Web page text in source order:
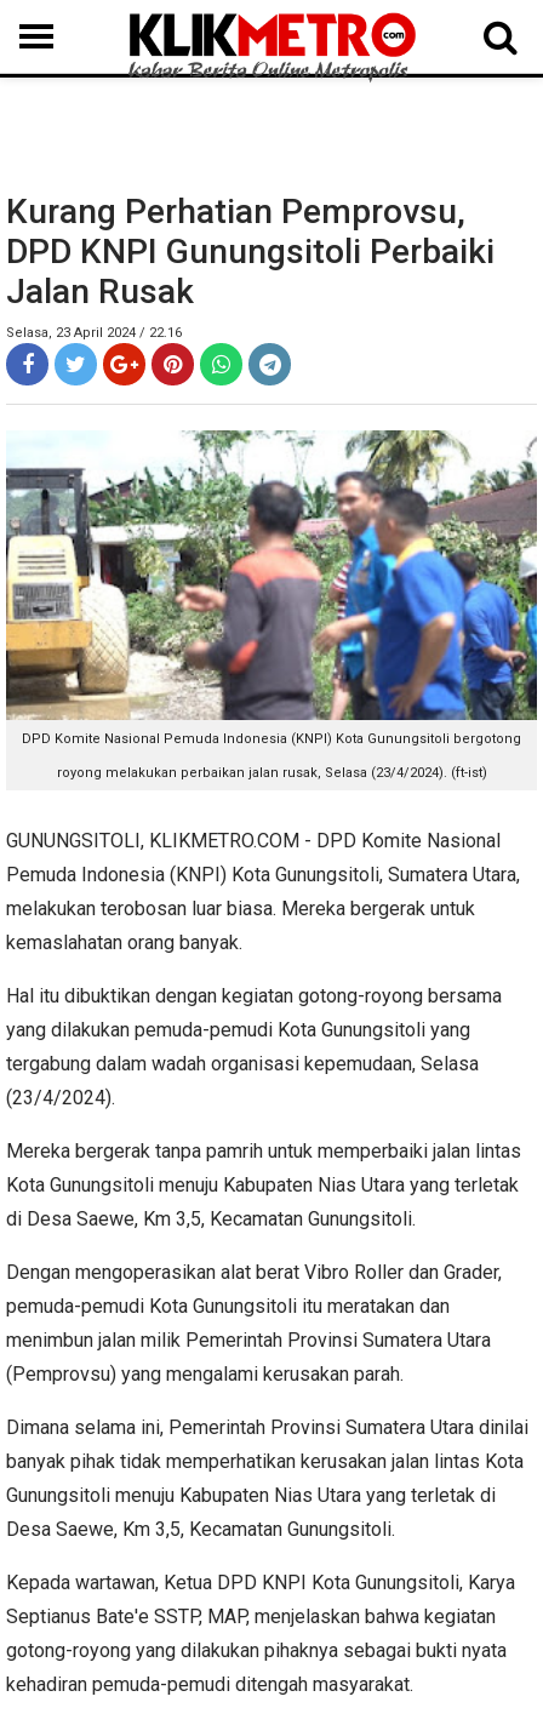
MEDAN LANGKAT DAIRI SAMOSIR TAPUT BATUBARA DELISERDANG
Kurang Perhatian Pemprovsu,
DPD KNPI Gunungsitoli Perbaiki
Jalan Rusak
Selasa, 23 April 2024 / 22.16
DPD Komite Nasional Pemuda Indonesia (KNPI) Kota Gunungsitoli bergotong
royong melakukan perbaikan jalan rusak, Selasa (23/4/2024). (ft-ist)
GUNUNGSITOLI, KLIKMETRO.COM - DPD Komite Nasional
Pemuda Indonesia (KNPI) Kota Gunungsitoli, Sumatera Utara,
melakukan terobosan luar biasa. Mereka bergerak untuk
kemaslahatan orang banyak.
Hal itu dibuktikan dengan kegiatan gotong-royong bersama
yang dilakukan pemuda-pemudi Kota Gunungsitoli yang
tergabung dalam wadah organisasi kepemudaan, Selasa
(23/4/2024).
Mereka bergerak tanpa pamrih untuk memperbaiki jalan lintas
Kota Gunungsitoli menuju Kabupaten Nias Utara yang terletak
di Desa Saewe, Km 3,5, Kecamatan Gunungsitoli.
Dengan mengoperasikan alat berat Vibro Roller dan Grader,
pemuda-pemudi Kota Gunungsitoli itu meratakan dan
menimbun jalan milik Pemerintah Provinsi Sumatera Utara
(Pemprovsu) yang mengalami kerusakan parah.
Dimana selama ini, Pemerintah Provinsi Sumatera Utara dinilai
banyak pihak tidak memperhatikan kerusakan jalan lintas Kota
Gunungsitoli menuju Kabupaten Nias Utara yang terletak di
Desa Saewe, Km 3,5, Kecamatan Gunungsitoli.
Kepada wartawan, Ketua DPD KNPI Kota Gunungsitoli, Karya
Septianus Bate'e SSTP, MAP, menjelaskan bahwa kegiatan
gotong-royong yang dilakukan pihaknya sebagai bukti nyata
kehadiran pemuda-pemudi ditengah masyarakat.